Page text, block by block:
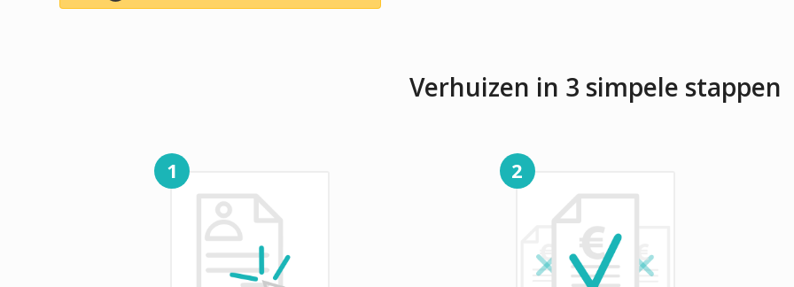
Verhuizen in 3 simpele stappen
1 2